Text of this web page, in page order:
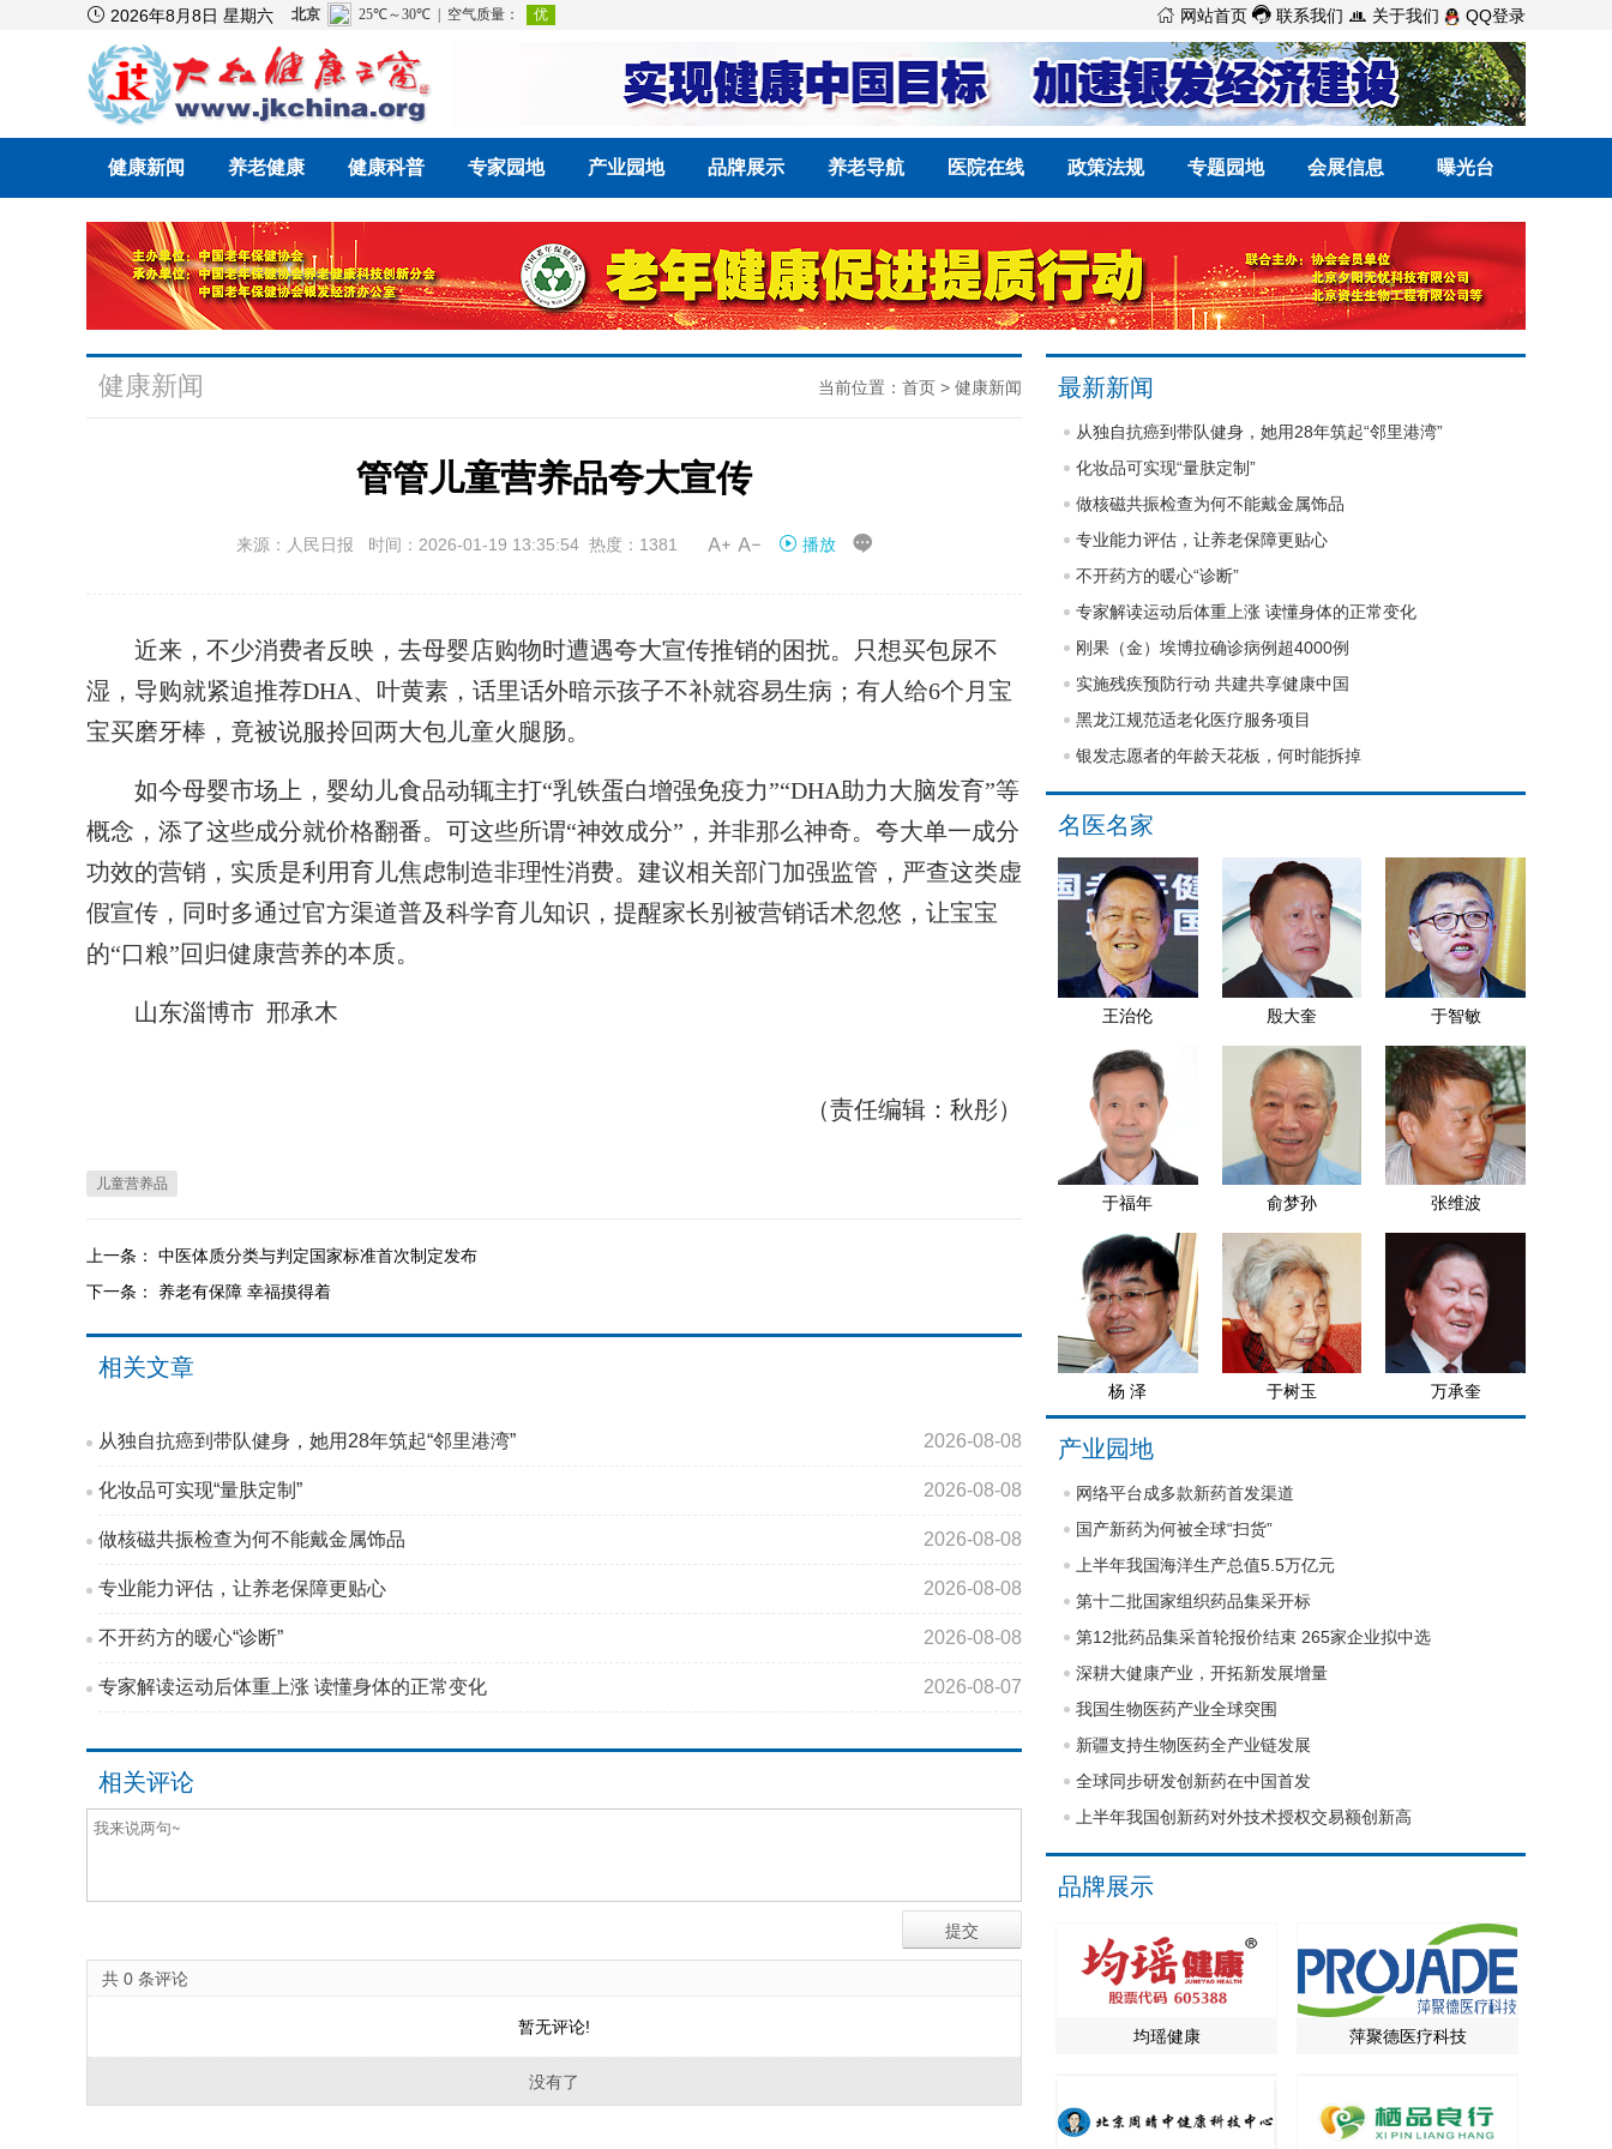
 2026年8月8日 星期六  网站首页  联系我们  关于我们 QQ登录
健康新闻 养老健康 健康科普 专家园地 产业园地 品牌展示 养老导航 医院在线 政策法规 专题园地 会展信息 曝光台
健康新闻 当前位置： 首页 > 健康新闻
管管儿童营养品夸大宣传
来源：人民日报 时间：2026-01-19 13:35:54 热度：1381  播放 
近来，不少消费者反映，去母婴店购物时遭遇夸大宣传推销的困扰。只想买包尿不
湿，导购就紧追推荐DHA、叶黄素，话里话外暗示孩子不补就容易生病；有人给6个月宝
宝买磨牙棒，竟被说服拎回两大包儿童火腿肠。
如今母婴市场上，婴幼儿食品动辄主打“乳铁蛋白增强免疫力”“DHA助力大脑发育”等
概念，添了这些成分就价格翻番。可这些所谓“神效成分”，并非那么神奇。夸大单一成分
功效的营销，实质是利用育儿焦虑制造非理性消费。建议相关部门加强监管，严查这类虚
假宣传，同时多通过官方渠道普及科学育儿知识，提醒家长别被营销话术忽悠，让宝宝
的“口粮”回归健康营养的本质。
山东淄博市 邢承木
（责任编辑：秋彤）
儿童营养品
上一条： 中医体质分类与判定国家标准首次制定发布
下一条： 养老有保障 幸福摸得着
相关文章
从独自抗癌到带队健身，她用28年筑起“邻里港湾” 2026-08-08
化妆品可实现“量肤定制” 2026-08-08
做核磁共振检查为何不能戴金属饰品 2026-08-08
专业能力评估，让养老保障更贴心 2026-08-08
不开药方的暖心“诊断” 2026-08-08
专家解读运动后体重上涨 读懂身体的正常变化 2026-08-07
相关评论
共 0 条评论
暂无评论!
没有了
最新新闻
从独自抗癌到带队健身，她用28年筑起“邻里港湾”
化妆品可实现“量肤定制”
做核磁共振检查为何不能戴金属饰品
专业能力评估，让养老保障更贴心
不开药方的暖心“诊断”
专家解读运动后体重上涨 读懂身体的正常变化
刚果（金）埃博拉确诊病例超4000例
实施残疾预防行动 共建共享健康中国
黑龙江规范适老化医疗服务项目
银发志愿者的年龄天花板，何时能拆掉
名医名家
王治伦 殷大奎 于智敏
于福年 俞梦孙 张维波
杨 泽 于树玉 万承奎
产业园地
网络平台成多款新药首发渠道
国产新药为何被全球“扫货”
上半年我国海洋生产总值5.5万亿元
第十二批国家组织药品集采开标
第12批药品集采首轮报价结束 265家企业拟中选
深耕大健康产业，开拓新发展增量
我国生物医药产业全球突围
新疆支持生物医药全产业链发展
全球同步研发创新药在中国首发
上半年我国创新药对外技术授权交易额创新高
品牌展示
均瑶健康 萍聚德医疗科技